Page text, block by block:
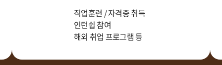
직업훈련 / 자격증 취득
인턴쉽 참여
해외 취업 프로그램 등